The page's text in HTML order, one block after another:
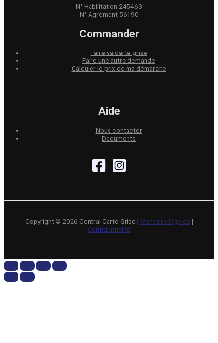
N° Habilitation 245463
N° Agrément 56190
Commander
Faire sa carte grise
Faire une autre demande
Calculer le prix de ma démarche
Aide
Nous contacter
Documents
Copyright © 2026 Central Carte Grise | Mentions légales |
Confidentialité